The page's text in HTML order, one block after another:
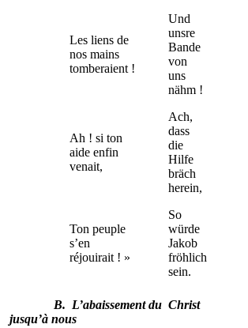
Les liens de
nos mains
tomberaient !
Und
unsre
Bande
von
uns
nähm !
Ah ! si ton
aide enfin
venait,
Ach,
dass
die
Hilfe
bräch
herein,
Ton peuple
s’en
réjouirait ! »
So
würde
Jakob
fröhlich
sein.
B. L’abaissement du Christ
jusqu’à nous